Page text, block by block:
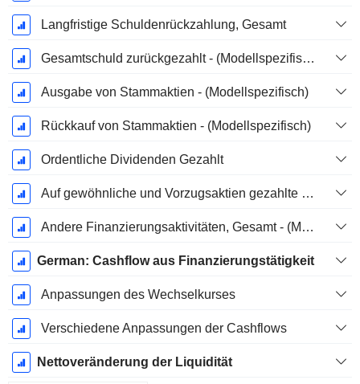
Langfristige Schuldenrückzahlung, Gesamt
Gesamtschuld zurückgezahlt - (Modellspezifisch)
Ausgabe von Stammaktien - (Modellspezifisch)
Rückkauf von Stammaktien - (Modellspezifisch)
Ordentliche Dividenden Gezahlt
Auf gewöhnliche und Vorzugsaktien gezahlte Dividenden
Andere Finanzierungsaktivitäten, Gesamt - (Modellspezifisch)
German: Cashflow aus Finanzierungstätigkeit
Anpassungen des Wechselkurses
Verschiedene Anpassungen der Cashflows
Nettoveränderung der Liquidität